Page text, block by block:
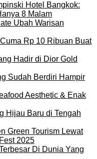
Hotel Bangkok:
8 Malam
Ubah Warisan
Rp 10 Ribuan Buat
Hadir di Dior Gold
Sudah Berdiri Hampir
Aesthetic & Enak
Hijau Baru di Tengah
Green Tourism Lewat
2025
Di Dunia Yang